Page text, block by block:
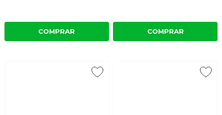
COMPRAR COMPRAR